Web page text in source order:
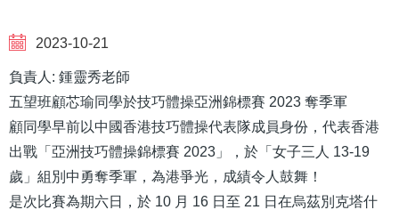
連
2023-10-21
負責人: 鍾靈秀老師
五望班顧芯瑜同學於技巧體操亞洲錦標賽 2023 奪季軍
顧同學早前以中國香港技巧體操代表隊成員身份，代表香港
出戰「亞洲技巧體操錦標賽 2023」，於「女子三人 13-19
歲」組別中勇奪季軍，為港爭光，成績令人鼓舞！
是次比賽為期六日，於 10 月 16 日至 21 日在烏茲別克塔什